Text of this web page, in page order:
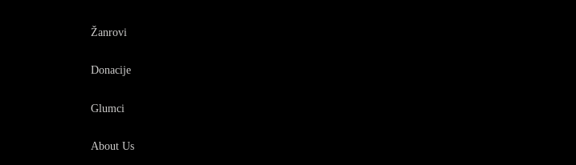
Žanrovi
Donacije
Glumci
About Us